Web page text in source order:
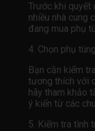
Trước khi quyết
nhiều nhà cung
đang mua phụ
4. Chọn phụ
Bạn cần kiểm
tương thích với
hãy tham khảo
ý kiến ​​từ các
5. Kiểm tra tình